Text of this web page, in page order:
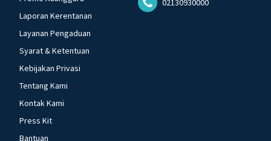
Laporan Kerentanan
Layanan Pengaduan
Syarat & Ketentuan
Kebijakan Privasi
Tentang Kami
Kontak Kami
Press Kit
Bantuan